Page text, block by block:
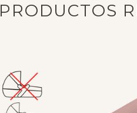
PRODUCTOS